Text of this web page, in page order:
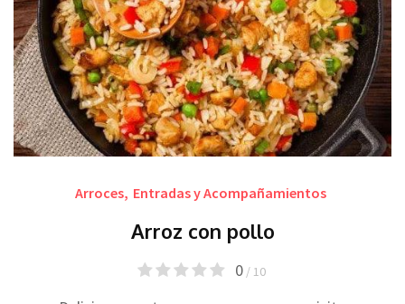
Arroces, Entradas y Acompañamientos
Arroz con pollo
0/ 10